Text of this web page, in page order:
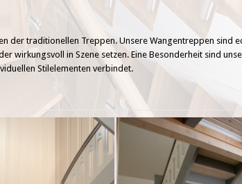
der traditionellen Treppen. Unsere Wangentreppen sind
wirkungsvoll in Szene setzen. Eine Besonderheit sind
Stilelementen verbindet.